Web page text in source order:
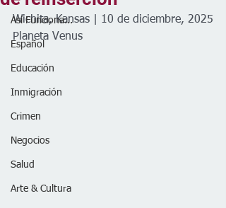
Así Funciona...
Español
Educación
Inmigración
Crimen
Negocios
Salud
Arte & Cultura
Wichita, Kansas | 10 de diciembre, 2025
Planeta Venus